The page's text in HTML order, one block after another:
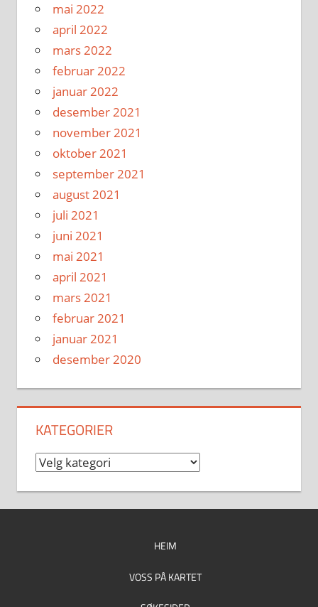
mai 2022
april 2022
mars 2022
februar 2022
januar 2022
desember 2021
november 2021
oktober 2021
september 2021
august 2021
juli 2021
juni 2021
mai 2021
april 2021
mars 2021
februar 2021
januar 2021
desember 2020
KATEGORIER
Kategorier
HEIM
VOSS PÅ KARTET